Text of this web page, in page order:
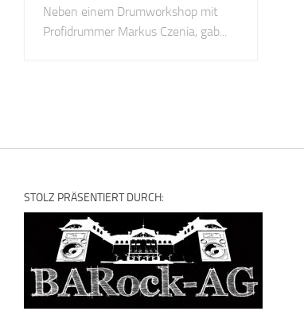
Neben einem Drumworkshop mit
Profidrummer Markus Czenia, gab...
STOLZ PRÄSENTIERT DURCH: